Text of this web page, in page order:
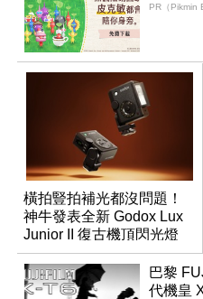
PR（Pikmin
橫拍豎拍補光都沒問題！
神牛發表全新 Godox Lux
Junior II 復古機頂閃光燈
巴黎
代機皇